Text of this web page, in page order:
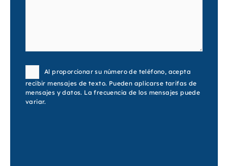
ConsentAl proporcionar su número de teléfono, acepta
recibir mensajes de texto. Pueden aplicarse tarifas de
mensajes y datos. La frecuencia de los mensajes puede
variar.